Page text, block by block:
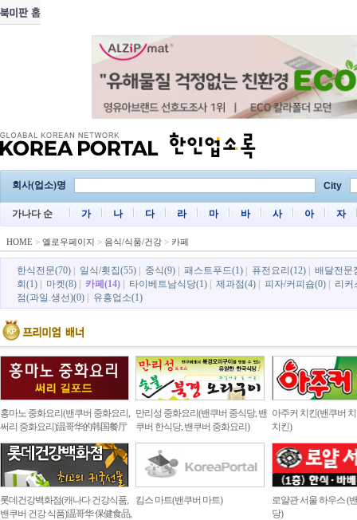
회사(업소)명 City
가나다 순 가 나 다 라 마 바 사 아 자
HOME > 옐로우페이지 > 음식/식품/건강 > 카페
한식전문(70) 일식/횟집(55) 중식(9) 패스트푸드(1) 퓨전요리(12)
배달전문
회(1)
마켓(8) 카페(14) 타이베트남식당(1) 제과점(4) 피자/커피숍(0)
리커
점(과일.생선)(0)
유흥업소(1)
홍마노 중화요리(밴쿠버 중화요리,
써리 중화요리)温哥华的韩国餐厅
만리성 중화요리(밴쿠버 중식당, 밴
쿠버 한식당, 밴쿠버 중화요리)
아주커 치킨(밴쿠버
치킨)
롯데건강백화점(캐나다 건강식품,
밴쿠버 건강 식품)温哥华 保健食品,
킴스 마트(밴쿠버 마트)
로얄관 서울 하우스 (
당)